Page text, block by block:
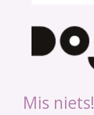
Mis niets!